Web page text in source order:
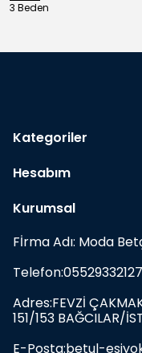
3 Beden
Kategoriler
Hesabım
Kurumsal
Fİrma Adı: Moda
Telefon:05529332127
Adres:FEVZİ
151/153 BAĞCILAR/
E-Posta:betul-